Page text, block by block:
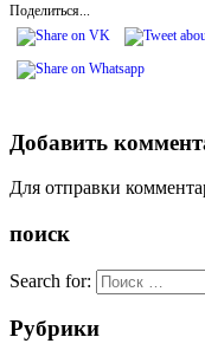
Поделиться...
Добавить
Для отправки
поиск
Search for:
Рубрики